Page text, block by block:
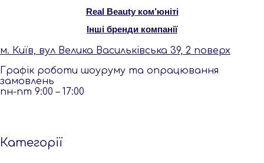
Real Beauty ком’юніті
Інші бренди компанії
м. Київ, вул Велика Васильківська 39, 2 поверх
Графік роботи шоуруму та опрацювання
замовлень
пн-пт 9:00 – 17:00
Категорiї